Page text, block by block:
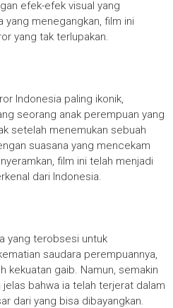
efek-efek visual yang
yang menegangkan, film ini
yang tak terlupakan.
Indonesia paling ikonik,
seorang anak perempuan yang
setelah menemukan sebuah
suasana yang mencekam
film ini telah menjadi
dari Indonesia.
yang terobsesi untuk
saudara perempuannya,
kekuatan gaib. Namun, semakin
bahwa ia telah terjerat dalam
dari yang bisa dibayangkan.